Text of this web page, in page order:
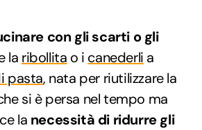
con gli scarti o gli
la ribollita o i canederli a
pasta, nata per riutilizzare la
si è persa nel tempo ma
la necessità di ridurre gli